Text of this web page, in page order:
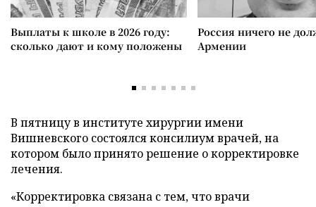
Выплаты к школе в 2026 году:
сколько дают и кому положены
Россия ничего не
Армении
В пятницу в институте хирургии имени
Вишневского состоялся консилиум врачей, на
котором было принято решение о корректировке
лечения.
«Корректировка связана с тем, что врачи